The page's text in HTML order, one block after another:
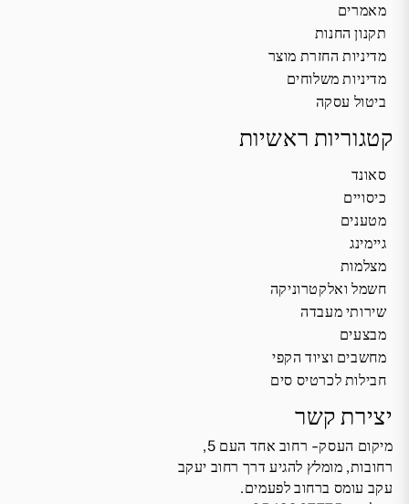
מאמרים
תקנון החנות
מדיניות החזרת מוצר
מדיניות משלוחים
ביטול עסקה
קטגוריות ראשיות
סאונד
כיסויים
מטענים
גיימינג
מצלמות
חשמל ואלקטרוניקה
שירותי מעבדה
מבצעים
מחשבים וציוד הקפי
חבילות לכרטיס סים
יצירת קשר
מיקום העסק- רחוב אחד העם 5,
רחובות, מומלץ להגיע דרך רחוב יעקב
עקב עומס ברחוב לפעמים.